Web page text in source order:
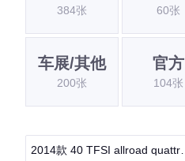
384张 60张
车展/其他
200张
官方
104张
2014款 40 TFSI allroad quattro